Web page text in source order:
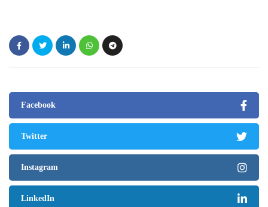
Facebook
Twitter
Instagram
LinkedIn